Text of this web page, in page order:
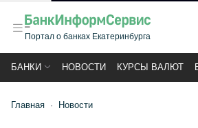
Портал о банках Екатеринбурга
БАНКИ НОВОСТИ КУРСЫ ВАЛЮТ
Главная Новости